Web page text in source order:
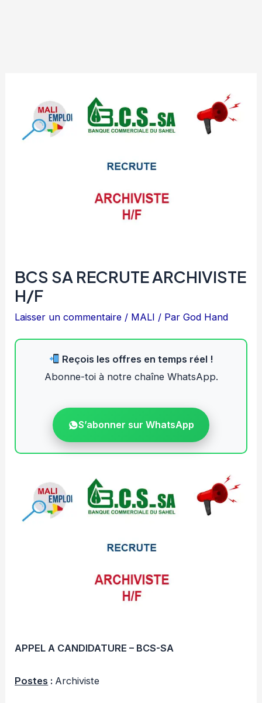
BCS SA RECRUTE ARCHIVISTE
H/F
Laisser un commentaire / MALI / ParGod Hand
Reçois les offres en temps réel !
Abonne-toi à notre chaîne WhatsApp.
S’abonner sur WhatsApp
APPEL A CANDIDATURE – BCS-SA
Postes : Archiviste